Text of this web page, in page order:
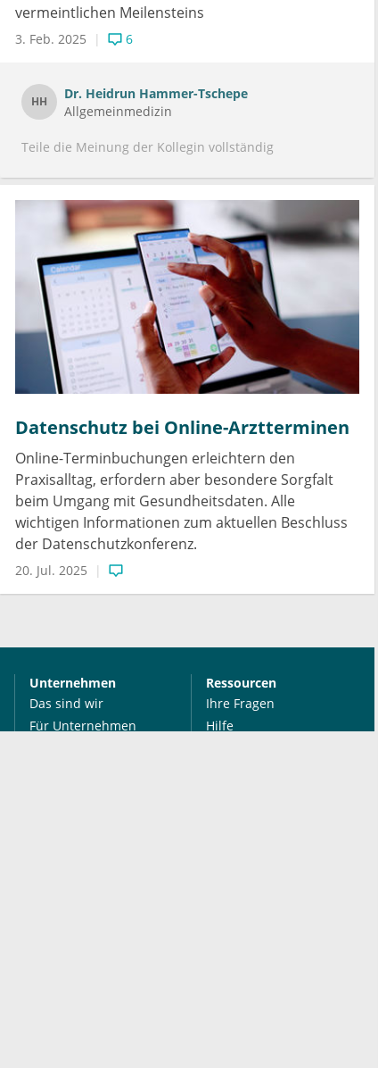
vermeintlichen Meilensteins
3. Feb. 2025 6
HH Dr. Heidrun Hammer-Tschepe
Allgemeinmedizin
Teile die Meinung der Kollegin vollständig
Datenschutz bei Online-Arztterminen
Online-Terminbuchungen erleichtern den
Praxisalltag, erfordern aber besondere Sorgfalt
beim Umgang mit Gesundheitsdaten. Alle
wichtigen Informationen zum aktuellen Beschluss
der Datenschutzkonferenz.
20. Jul. 2025
Unternehmen
Das sind wir
Für Unternehmen
Ressourcen
Ihre Fragen
Hilfe